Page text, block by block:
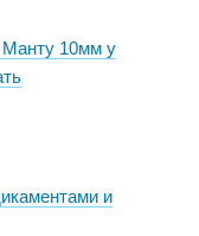
Манту 10мм у
и